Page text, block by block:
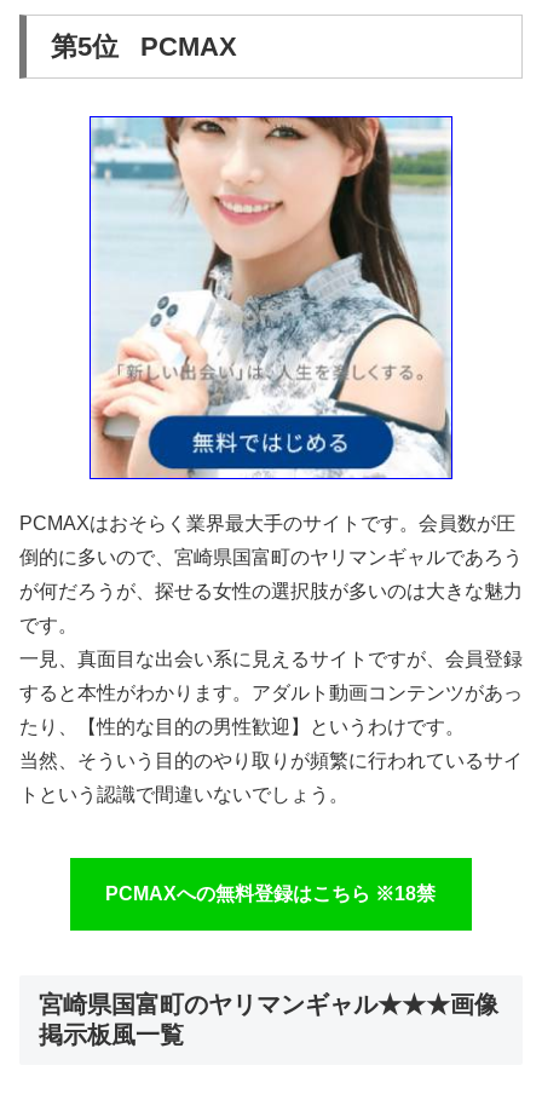
第5位 PCMAX
PCMAXはおそらく業界最大手のサイトです。会員数が圧
倒的に多いので、宮崎県国富町のヤリマンギャルであろう
が何だろうが、探せる女性の選択肢が多いのは大きな魅力
です。
一見、真面目な出会い系に見えるサイトですが、会員登録
すると本性がわかります。アダルト動画コンテンツがあっ
たり、【性的な目的の男性歓迎】というわけです。
当然、そういう目的のやり取りが頻繁に行われているサイ
トという認識で間違いないでしょう。
PCMAXへの無料登録はこちら ※18禁
宮崎県国富町のヤリマンギャル★★★画像
掲示板風一覧